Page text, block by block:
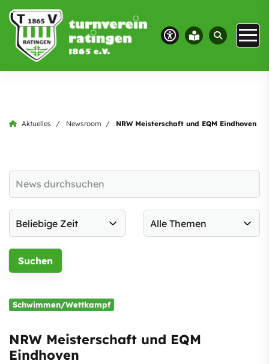
Aktuelles Newsroom NRW Meisterschaft und EQM Eindhoven
Schwimmen/Wettkampf
NRW Meisterschaft und EQM
Eindhoven